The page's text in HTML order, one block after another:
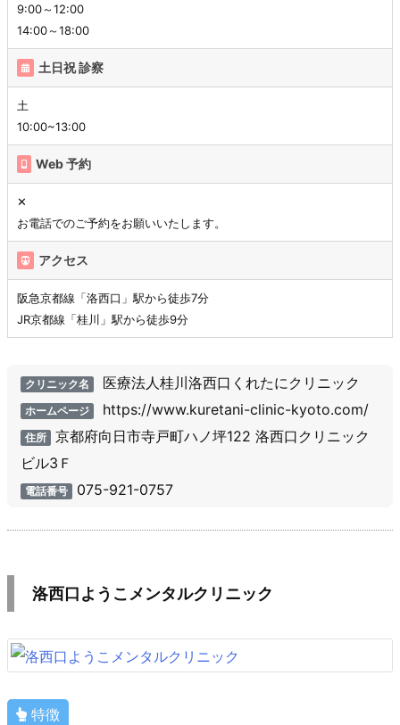
9:00～12:00
14:00～18:00
土日祝 診察
土
10:00~13:00
Web 予約
✕
お電話でのご予約をお願いいたします。
アクセス
阪急京都線「洛西口」駅から徒歩7分
JR京都線「桂川」駅から徒歩9分
クリニック名 医療法人桂川洛西口くれたにクリニック
ホームページ https://www.kuretani-clinic-kyoto.com/
住所 京都府向日市寺戸町ハノ坪122 洛西口クリニック
ビル3Ｆ
電話番号 075-921-0757
洛西口ようこメンタルクリニック
特徴